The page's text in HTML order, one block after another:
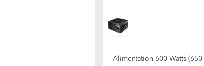
Alimentation 600 Watts (650